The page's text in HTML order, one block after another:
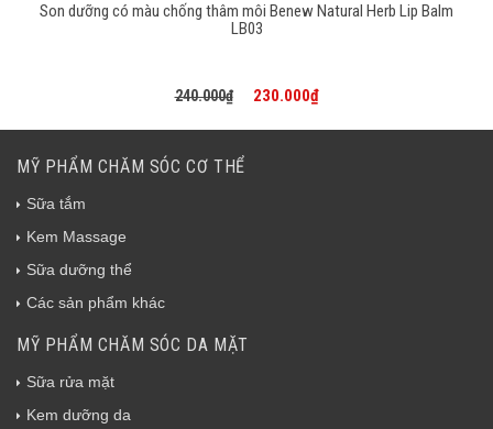
Son dưỡng có màu chống thâm môi Benew Natural Herb Lip Balm
LB03
240.000₫ 230.000₫
MỸ PHẨM CHĂM SÓC CƠ THỂ
Sữa tắm
Kem Massage
Sữa dưỡng thể
Các sản phẩm khác
MỸ PHẨM CHĂM SÓC DA MẶT
Sữa rửa mặt
Kem dưỡng da